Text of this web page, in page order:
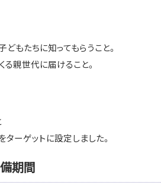
もたちに知ってもらうこと。
る親世代に届けること。
ターゲットに設定しました。
期間